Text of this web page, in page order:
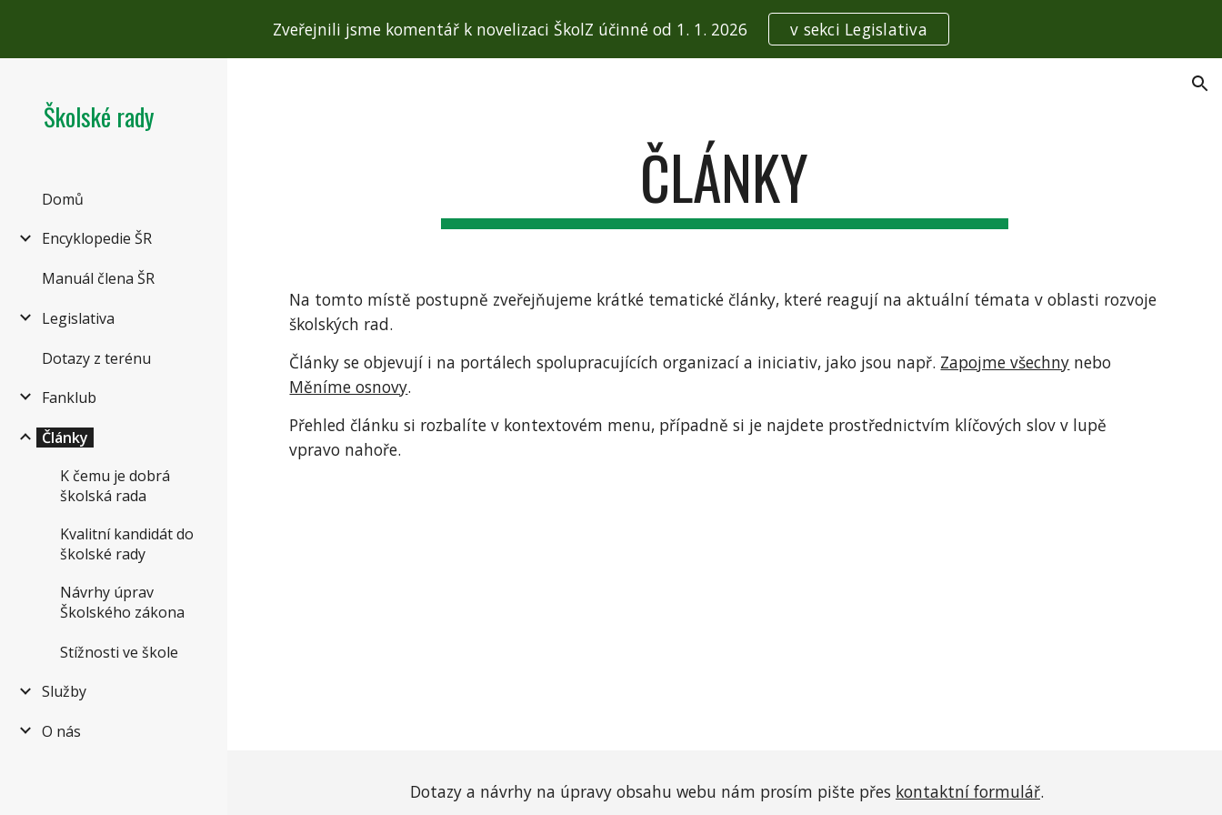
Skip to main content Skip to navigation
Zveřejnili jsme komentář k novelizaci ŠkolZ účinné od 1. 1. 2026 v sekci Legislativa
Školské rady
Domů
Encyklopedie ŠR
Manuál člena ŠR
Legislativa
Dotazy z terénu
Fanklub
Články
K čemu je dobrá
školská rada
Kvalitní kandidát do
školské rady
Návrhy úprav
Školského zákona
Stížnosti ve škole
Služby
O nás
ČLÁNKY
Na tomto místě postupně zveřejňujeme krátké tematické články, které reagují na aktuální témata v oblasti rozvoje
školských rad.
Články se objevují i na portálech spolupracujících organizací a iniciativ, jako jsou např. Zapojme všechny nebo
Měníme osnovy.
Přehled článku si rozbalíte v kontextovém menu, případně si je najdete prostřednictvím klíčových slov v lupě
vpravo nahoře.
Dotazy a návrhy na úpravy obsahu webu nám prosím pište přes kontaktní formulář.